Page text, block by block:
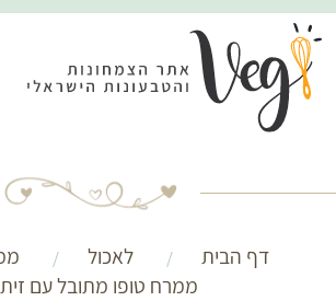
דף הבית לאכול
ממרח טופו מתובל עם